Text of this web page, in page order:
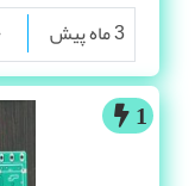
3 ماه پیش
1